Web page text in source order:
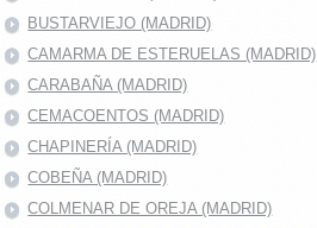
BUSTARVIEJO (MADRID)
CAMARMA DE ESTERUELAS (MADRID)
CARABAÑA (MADRID)
CEMACOENTOS (MADRID)
CHAPINERÍA (MADRID)
COBEÑA (MADRID)
COLMENAR DE OREJA (MADRID)